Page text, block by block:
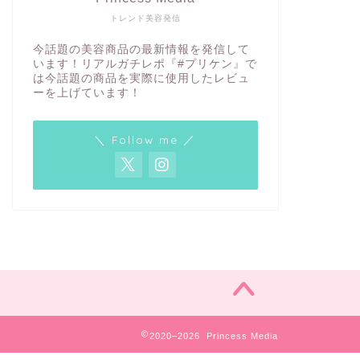
トレンド美容発信
今話題の美容商品の最新情報を発信して
います！リアルガチレポ『#プリケン』で
は今話題の商品を実際に使用したレビュ
ーを上げています！
＼ Follow me ／
2020–2026 Princess Media